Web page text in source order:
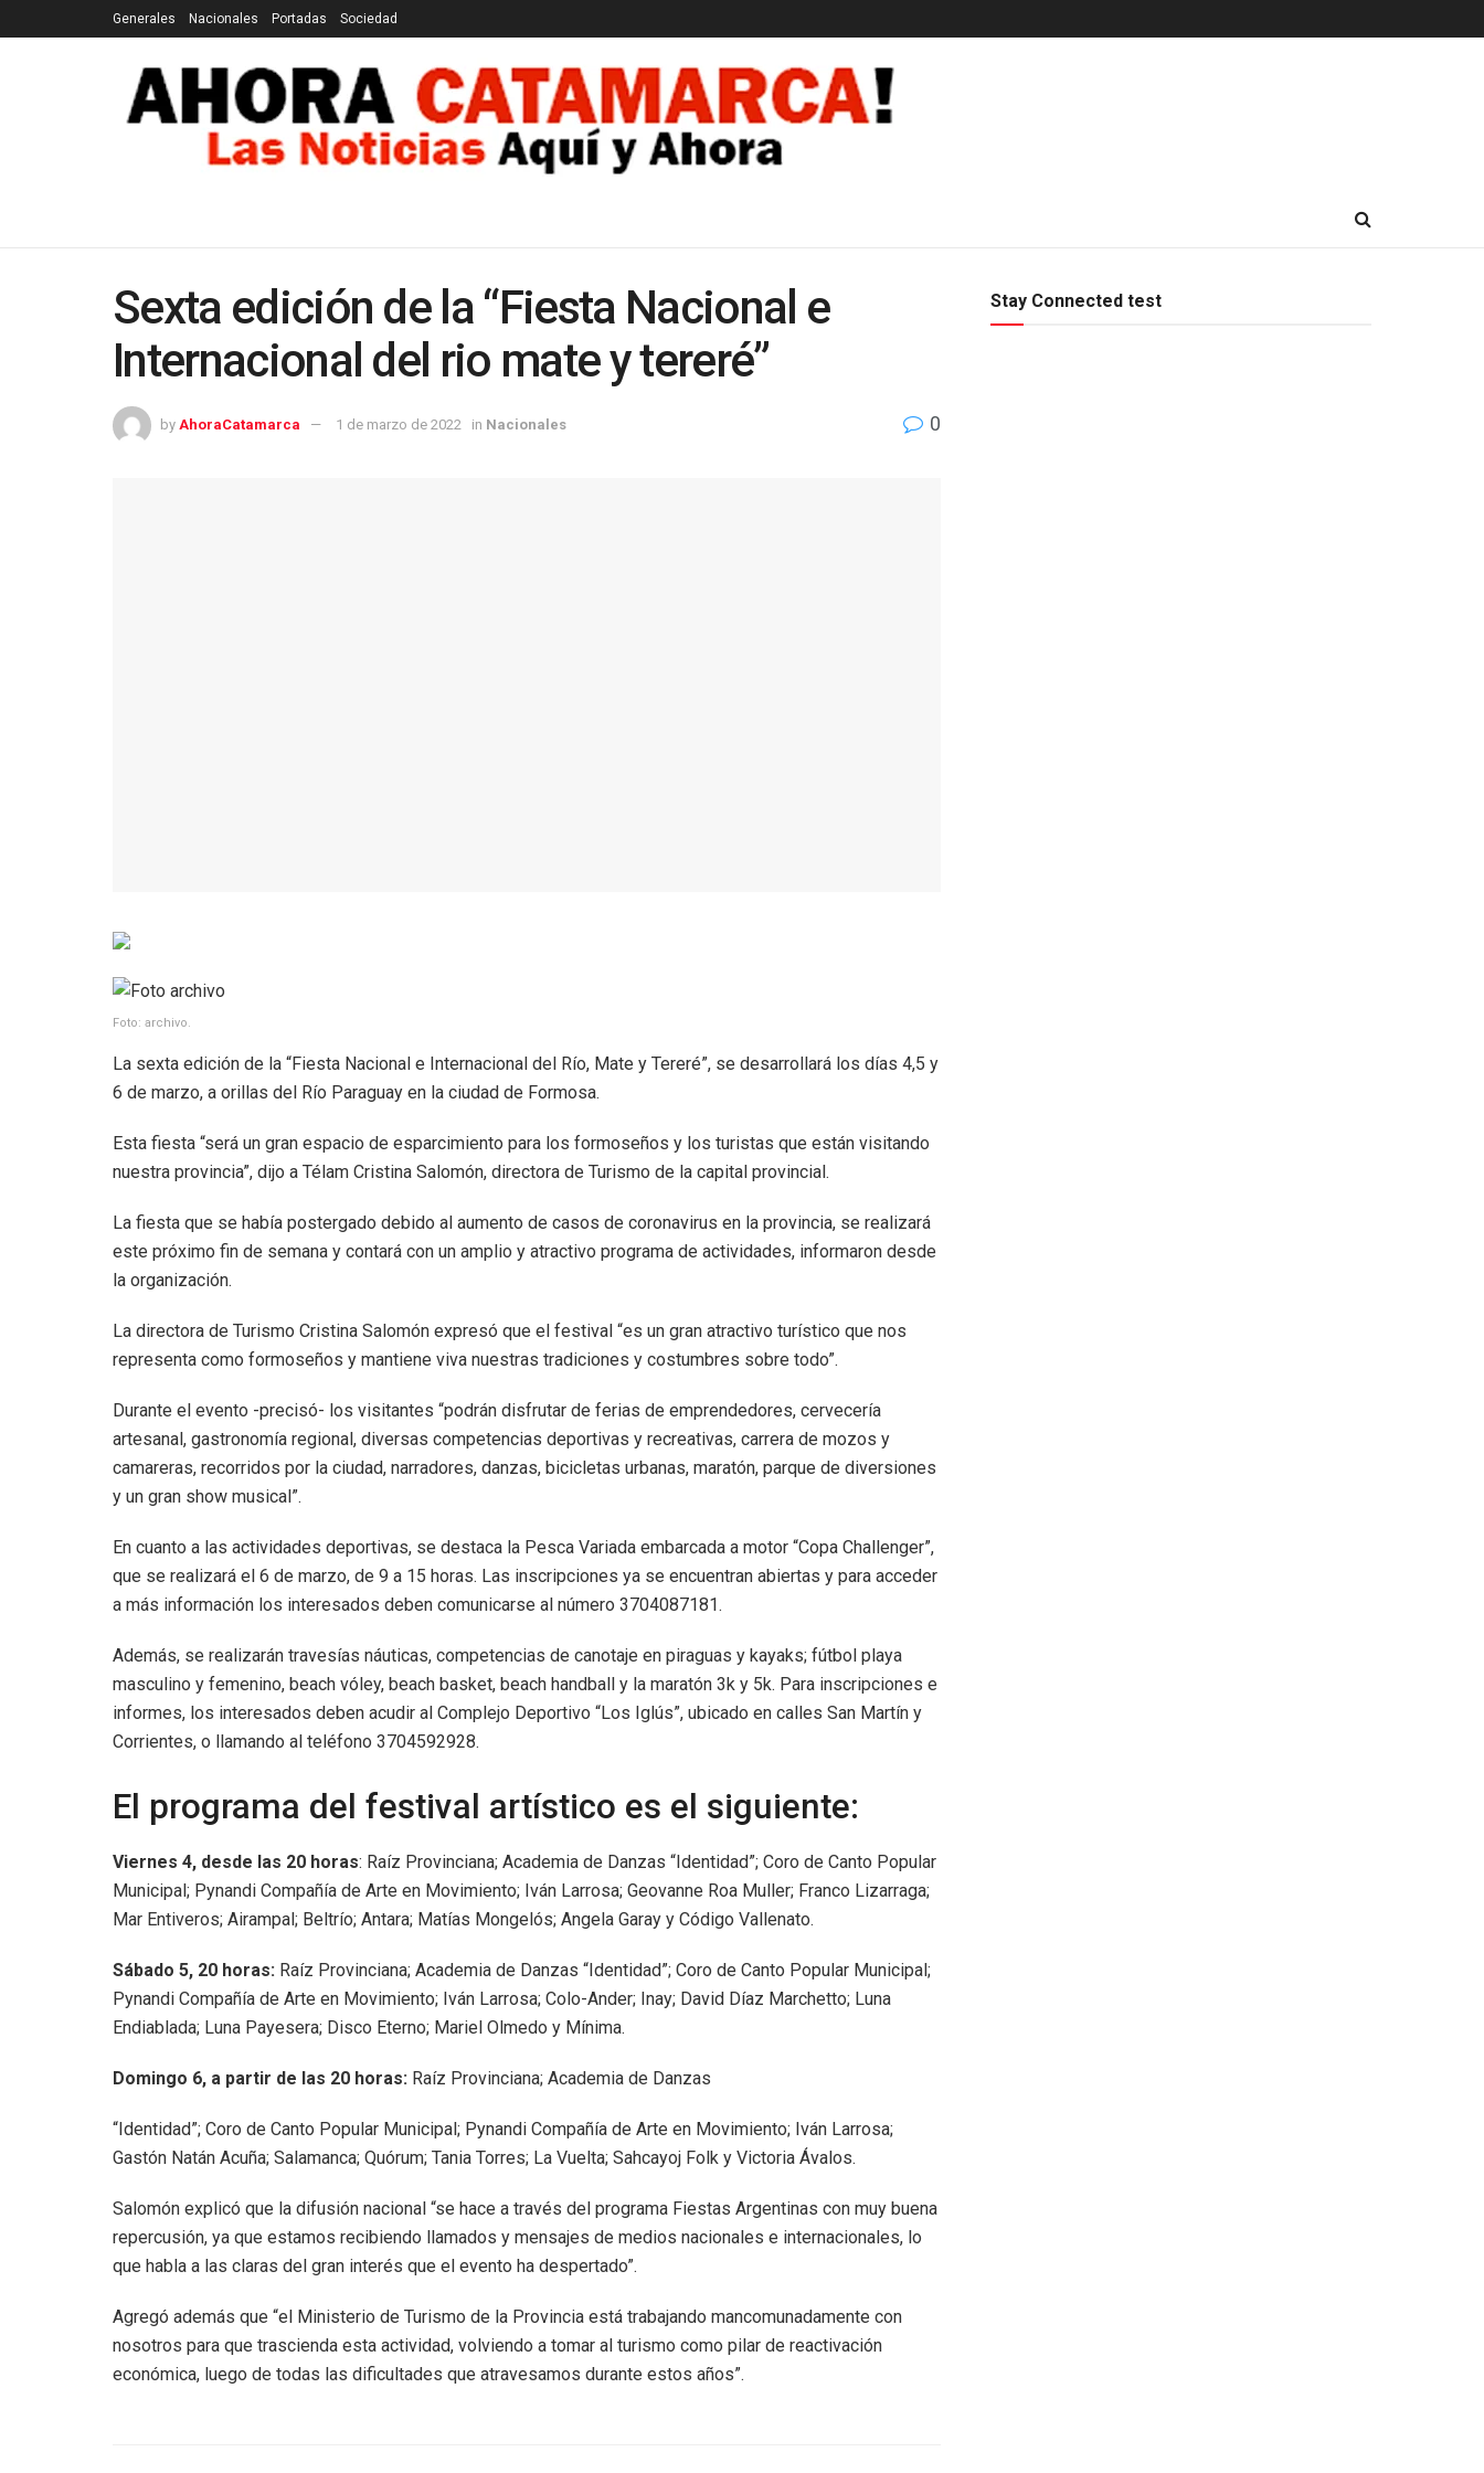
Generales Nacionales Portadas Sociedad
Sexta edición de la “Fiesta Nacional e
Internacional del rio mate y tereré”
by AhoraCatamarca 1 de marzo de 2022 in Nacionales 0
Foto: archivo.
La sexta edición de la “Fiesta Nacional e Internacional del Río, Mate y Tereré”, se desarrollará los días 4,5 y
6 de marzo, a orillas del Río Paraguay en la ciudad de Formosa.
Esta fiesta “será un gran espacio de esparcimiento para los formoseños y los turistas que están visitando
nuestra provincia”, dijo a Télam Cristina Salomón, directora de Turismo de la capital provincial.
La fiesta que se había postergado debido al aumento de casos de coronavirus en la provincia, se realizará
este próximo fin de semana y contará con un amplio y atractivo programa de actividades, informaron desde
la organización.
La directora de Turismo Cristina Salomón expresó que el festival “es un gran atractivo turístico que nos
representa como formoseños y mantiene viva nuestras tradiciones y costumbres sobre todo”.
Durante el evento -precisó- los visitantes “podrán disfrutar de ferias de emprendedores, cervecería
artesanal, gastronomía regional, diversas competencias deportivas y recreativas, carrera de mozos y
camareras, recorridos por la ciudad, narradores, danzas, bicicletas urbanas, maratón, parque de diversiones
y un gran show musical”.
En cuanto a las actividades deportivas, se destaca la Pesca Variada embarcada a motor “Copa Challenger”,
que se realizará el 6 de marzo, de 9 a 15 horas. Las inscripciones ya se encuentran abiertas y para acceder
a más información los interesados deben comunicarse al número 3704087181.
Además, se realizarán travesías náuticas, competencias de canotaje en piraguas y kayaks; fútbol playa
masculino y femenino, beach vóley, beach basket, beach handball y la maratón 3k y 5k. Para inscripciones e
informes, los interesados deben acudir al Complejo Deportivo “Los Iglús”, ubicado en calles San Martín y
Corrientes, o llamando al teléfono 3704592928.
El programa del festival artístico es el siguiente:
Viernes 4, desde las 20 horas: Raíz Provinciana; Academia de Danzas “Identidad”; Coro de Canto Popular
Municipal; Pynandi Compañía de Arte en Movimiento; Iván Larrosa; Geovanne Roa Muller; Franco Lizarraga;
Mar Entiveros; Airampal; Beltrío; Antara; Matías Mongelós; Angela Garay y Código Vallenato.
Sábado 5, 20 horas: Raíz Provinciana; Academia de Danzas “Identidad”; Coro de Canto Popular Municipal;
Pynandi Compañía de Arte en Movimiento; Iván Larrosa; Colo-Ander; Inay; David Díaz Marchetto; Luna
Endiablada; Luna Payesera; Disco Eterno; Mariel Olmedo y Mínima.
Domingo 6, a partir de las 20 horas: Raíz Provinciana; Academia de Danzas
“Identidad”; Coro de Canto Popular Municipal; Pynandi Compañía de Arte en Movimiento; Iván Larrosa;
Gastón Natán Acuña; Salamanca; Quórum; Tania Torres; La Vuelta; Sahcayoj Folk y Victoria Ávalos.
Salomón explicó que la difusión nacional “se hace a través del programa Fiestas Argentinas con muy buena
repercusión, ya que estamos recibiendo llamados y mensajes de medios nacionales e internacionales, lo
que habla a las claras del gran interés que el evento ha despertado”.
Agregó además que “el Ministerio de Turismo de la Provincia está trabajando mancomunadamente con
nosotros para que trascienda esta actividad, volviendo a tomar al turismo como pilar de reactivación
económica, luego de todas las dificultades que atravesamos durante estos años”.
Stay Connected test